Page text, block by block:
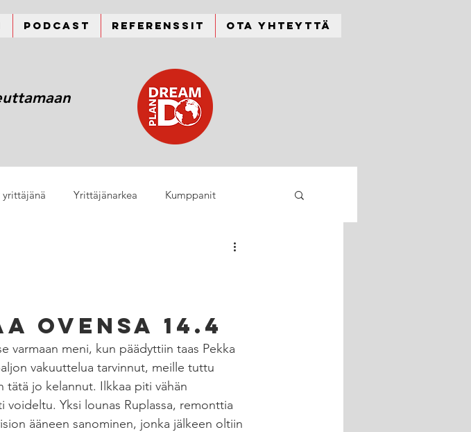
Podcast Referenssit Ota yhteyttä
yrittäjänä Yrittäjänarkea Kumppanit
ovensa 14.4
varmaan meni, kun päädyttiin taas Pekka
vakuuttelua tarvinnut, meille tuttu
tätä jo kelannut. Ilkkaa piti vähän
Yksi lounas Ruplassa, remonttia
ääneen sanominen, jonka jälkeen oltiin